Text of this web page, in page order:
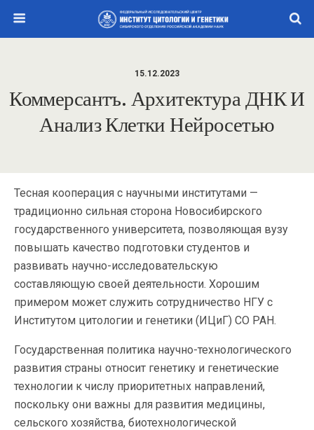
15.12.2023
Коммерсантъ. Архитектура ДНК И
Анализ Клетки Нейросетью
Тесная кооперация с научными институтами —
традиционно сильная сторона Новосибирского
государственного университета, позволяющая вузу
повышать качество подготовки студентов и
развивать научно-исследовательскую
составляющую своей деятельности. Хорошим
примером может служить сотрудничество НГУ с
Институтом цитологии и генетики (ИЦиГ) СО РАН.
Государственная политика научно-технологического
развития страны относит генетику и генетические
технологии к числу приоритетных направлений,
поскольку они важны для развития медицины,
сельского хозяйства, биотехнологической